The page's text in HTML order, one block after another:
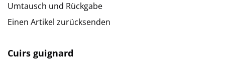
Umtausch und Rückgabe
Einen Artikel zurücksenden
Cuirs guignard